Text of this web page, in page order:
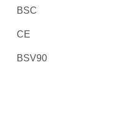
BSC
CE
BSV90